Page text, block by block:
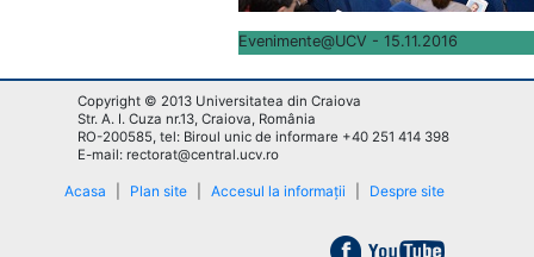
Evenimente@UCV - 15.11.2016
Copyright © 2013 Universitatea din Craiova
Str. A. I. Cuza nr.13, Craiova, România
RO-200585, tel: Biroul unic de informare +40 251 414 398
E-mail: rectorat@central.ucv.ro
Acasa Plan site Accesul la informații Despre site